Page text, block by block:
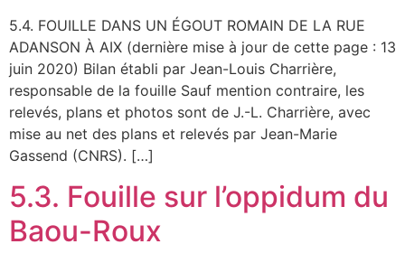
5.4. FOUILLE DANS UN ÉGOUT ROMAIN DE LA RUE
ADANSON À AIX (dernière mise à jour de cette page : 13
juin 2020) Bilan établi par Jean-Louis Charrière,
responsable de la fouille Sauf mention contraire, les
relevés, plans et photos sont de J.-L. Charrière, avec
mise au net des plans et relevés par Jean-Marie
Gassend (CNRS). […]
5.3. Fouille sur l’oppidum du
Baou-Roux